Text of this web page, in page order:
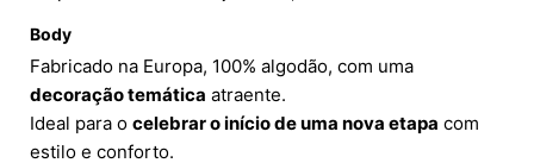
Body
Fabricado na Europa, 100% algodão, com uma
decoração temática atraente.
Ideal para o celebrar o início de uma nova etapa com
estilo e conforto.